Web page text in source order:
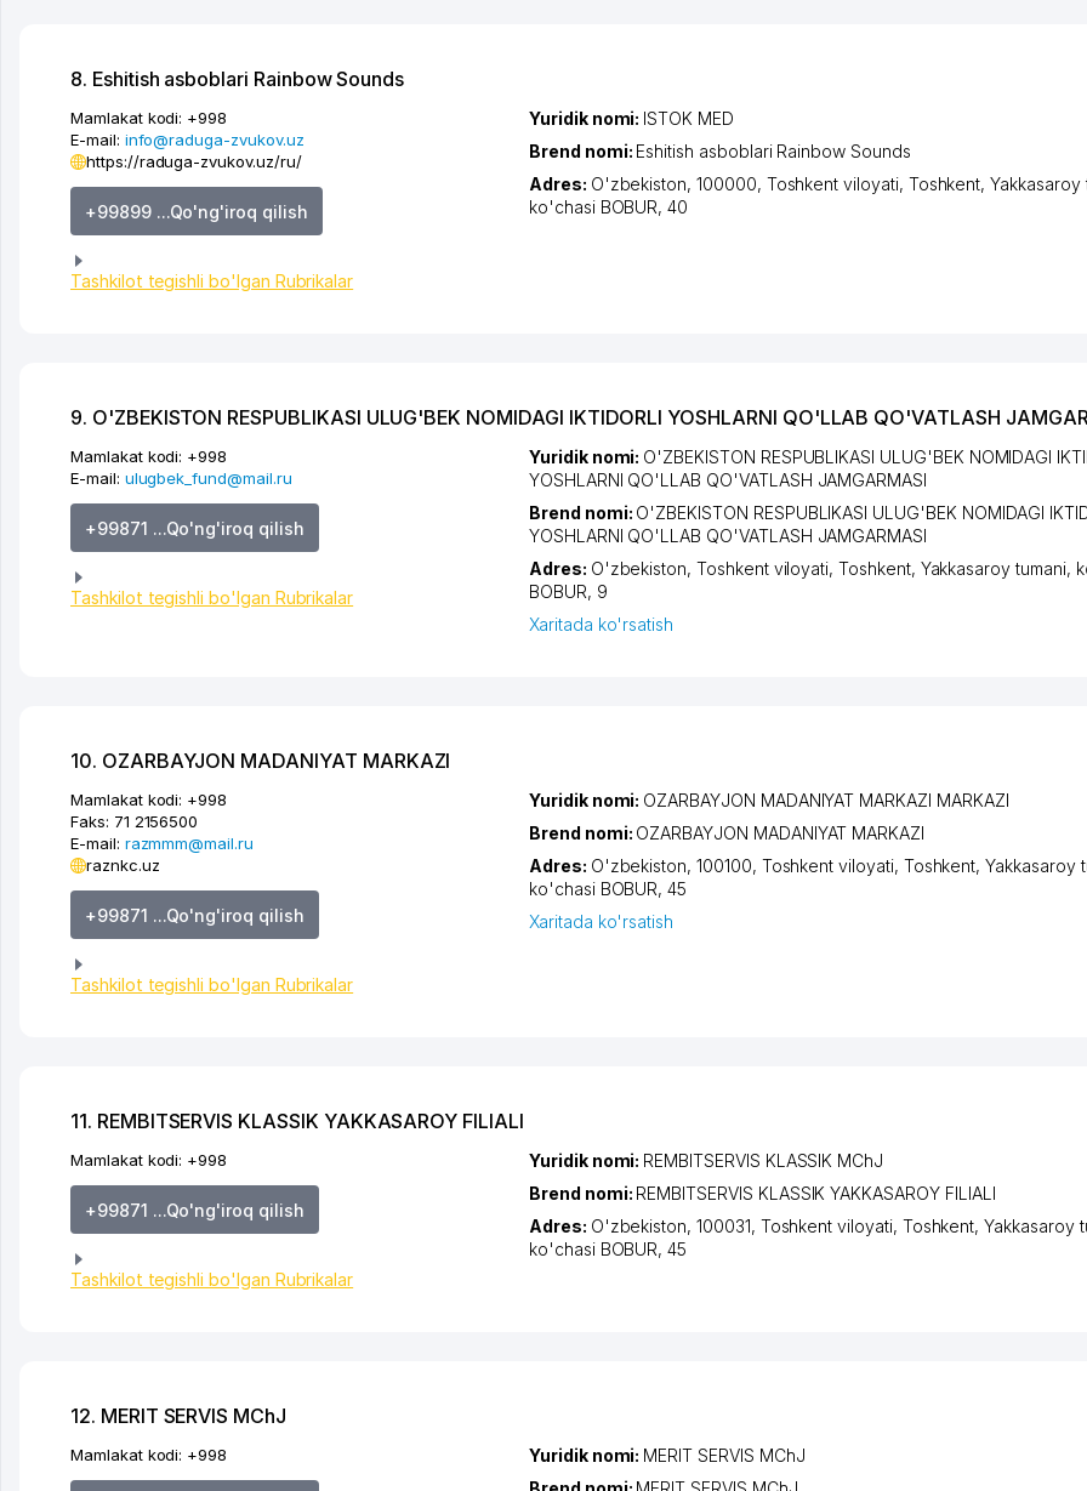
8. Eshitish asboblari Rainbow Sounds
Mamlakat kodi: +998
E-mail: info@raduga-zvukov.uz
https://raduga-zvukov.uz/ru/
+99899 ...Qo'ng'iroq qilish
Tashkilot tegishli bo'lgan Rubrikalar
Yuridik nomi: ISTOK MED
Brend nomi: Eshitish asboblari Rainbow Sounds
Adres: O'zbekiston, 100000, Toshkent viloyati, Toshkent,Yakkasaroy
ko'chasi BOBUR, 40
9. O'ZBEKISTON RESPUBLIKASI ULUG'BEK NOMIDAGI IKTIDORLI YOSHLARNI QO'LLAB QO'VATLASH
Mamlakat kodi: +998
E-mail: ulugbek_fund@mail.ru
+99871 ...Qo'ng'iroq qilish
Tashkilot tegishli bo'lgan Rubrikalar
Yuridik nomi: O'ZBEKISTON RESPUBLIKASI ULUG'BEK NOMIDAGI
YOSHLARNI QO'LLAB QO'VATLASH JAMGARMASI
Brend nomi: O'ZBEKISTON RESPUBLIKASI ULUG'BEK NOMIDAGI
YOSHLARNI QO'LLAB QO'VATLASH JAMGARMASI
Adres: O'zbekiston,Toshkent viloyati,Toshkent, Yakkasaroy tumani,
BOBUR, 9
Xaritada ko'rsatish
10. OZARBAYJON MADANIYAT MARKAZI
Mamlakat kodi: +998
Faks: 71 2156500
E-mail: razmmm@mail.ru
raznkc.uz
+99871 ...Qo'ng'iroq qilish
Tashkilot tegishli bo'lgan Rubrikalar
Yuridik nomi: OZARBAYJON MADANIYAT MARKAZI MARKAZI
Brend nomi: OZARBAYJON MADANIYAT MARKAZI
Adres: O'zbekiston, 100100, Toshkent viloyati, Toshkent,Yakkasaroy
ko'chasi BOBUR, 45
Xaritada ko'rsatish
11. REMBITSERVIS KLASSIK YAKKASAROY FILIALI
Mamlakat kodi: +998
+99871 ...Qo'ng'iroq qilish
Tashkilot tegishli bo'lgan Rubrikalar
Yuridik nomi: REMBITSERVIS KLASSIK MChJ
Brend nomi: REMBITSERVIS KLASSIK YAKKASAROY FILIALI
Adres: O'zbekiston, 100031, Toshkent viloyati, Toshkent,Yakkasaroy
ko'chasi BOBUR, 45
12. MERIT SERVIS MChJ
Mamlakat kodi: +998 Yuridik nomi: MERIT SERVIS MChJ